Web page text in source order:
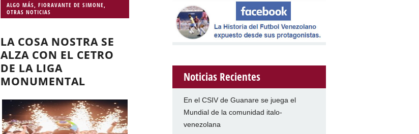
ALGO MÁS FIORAVANTE DE SIMONE
OTRAS NOTICIAS
LA COSA NOSTRA SE
ALZA CON EL CETRO
DE LA LIGA
MONUMENTAL
Noticias Recientes
En el CSIV de Guanare se juega el
Mundial de la comunidad italo-
venezolana